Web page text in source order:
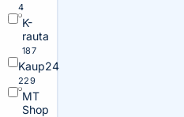
4
K-
rauta
187
Kaup24
229
MT
Shop